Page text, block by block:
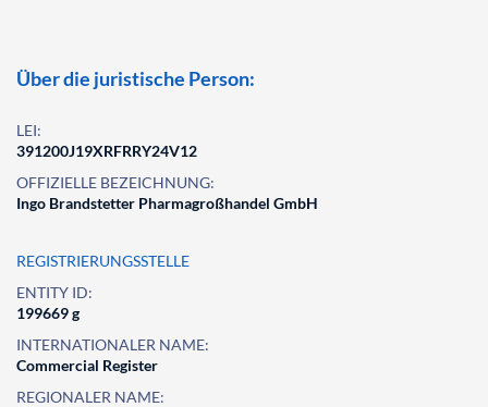
Über die juristische Person:
LEI:
391200J19XRFRRY24V12
OFFIZIELLE BEZEICHNUNG:
Ingo Brandstetter Pharmagroßhandel GmbH
REGISTRIERUNGSSTELLE
ENTITY ID:
199669 g
INTERNATIONALER NAME:
Commercial Register
REGIONALER NAME: